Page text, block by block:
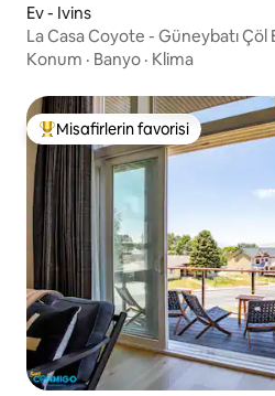
Ev - Ivins
La Casa Coyote - Güneybatı Çöl
Konum · Banyo · Klima
Misafirlerin favorilerinden en
Misafirlerin favorisi